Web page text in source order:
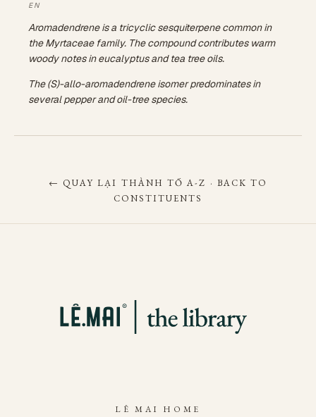
Aromadendrene is a tricyclic sesquiterpene common in
the Myrtaceae family. The compound contributes warm
woody notes in eucalyptus and tea tree oils.
The (S)-allo-aromadendrene isomer predominates in
several pepper and oil-tree species.
← QUAY LẠI THÀNH TỐ A-Z · BACK TO
CONSTITUENTS
LÊ MAI HOME